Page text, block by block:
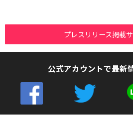
プレスリリース掲載
公式アカウントで最新